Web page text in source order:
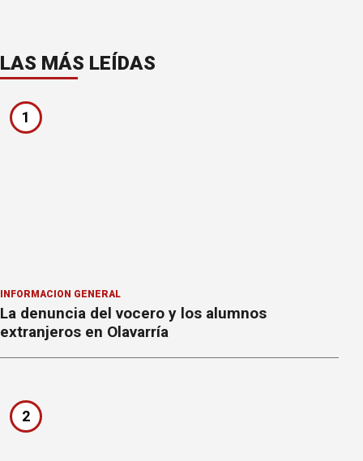
LAS MÁS LEÍDAS
1
INFORMACION GENERAL
La denuncia del vocero y los alumnos
extranjeros en Olavarría
2